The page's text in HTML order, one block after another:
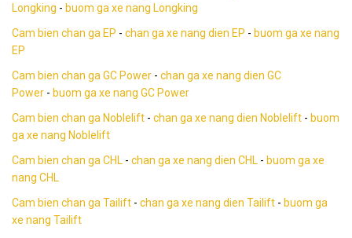
Longking - buom ga xe nang Longking
Cam bien chan ga EP - chan ga xe nang dien EP - buom ga xe nang
EP
Cam bien chan ga GC Power - chan ga xe nang dien GC
Power - buom ga xe nang GC Power
Cam bien chan ga Noblelift - chan ga xe nang dien Noblelift - buom
ga xe nang Noblelift
Cam bien chan ga CHL - chan ga xe nang dien CHL - buom ga xe
nang CHL
Cam bien chan ga Tailift - chan ga xe nang dien Tailift - buom ga
xe nang Tailift